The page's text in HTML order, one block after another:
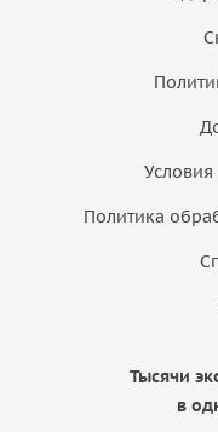
Условия
Политика
Тысячи
в